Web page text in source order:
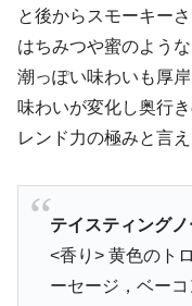
と後からスモーキー
はちみつや蜜のよう
潮っぽい味わいも厚
味わいが変化し奥行
レンド力の極みと言え
テイスティングノ
<香り> 黄色のト
ーセージ，ベー